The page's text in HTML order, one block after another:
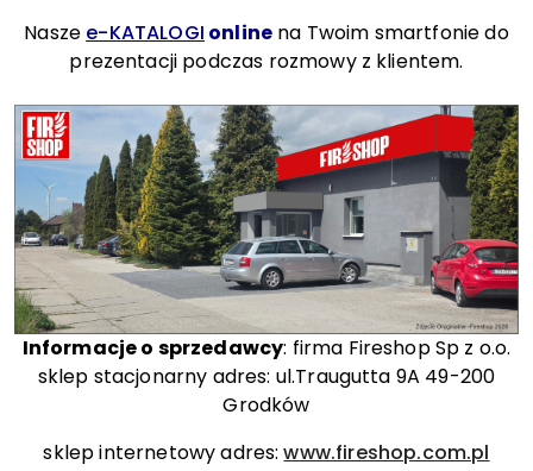
Nasze e-KATALOGI online na Twoim smartfonie do
prezentacji podczas rozmowy z klientem.
Informacje o sprzedawcy: firma Fireshop Sp z o.o.
sklep stacjonarny adres: ul.Traugutta 9A 49-200
Grodków
sklep internetowy adres:www.fireshop.com.pl